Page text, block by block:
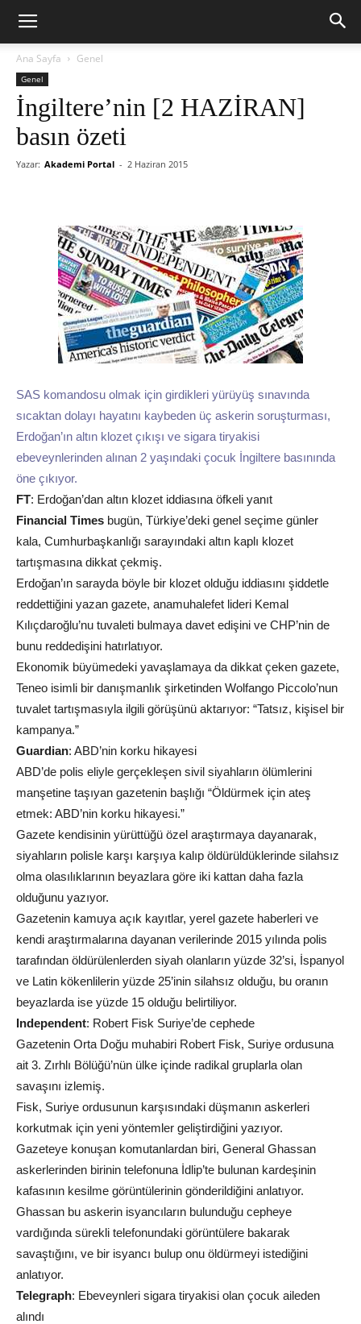
Ana Sayfa Genel
Genel
İngiltere’nin [2 HAZİRAN]
basın özeti
Yazar: Akademi Portal - 2 Haziran 2015
SAS komandosu olmak için girdikleri yürüyüş sınavında
sıcaktan dolayı hayatını kaybeden üç askerin soruşturması,
Erdoğan’ın altın klozet çıkışı ve sigara tiryakisi
ebeveynlerinden alınan 2 yaşındaki çocuk İngiltere basınında
öne çıkıyor.
FT: Erdoğan’dan altın klozet iddiasına öfkeli yanıt
Financial Times bugün, Türkiye’deki genel seçime günler
kala, Cumhurbaşkanlığı sarayındaki altın kaplı klozet
tartışmasına dikkat çekmiş.
Erdoğan’ın sarayda böyle bir klozet olduğu iddiasını şiddetle
reddettiğini yazan gazete, anamuhalefet lideri Kemal
Kılıçdaroğlu’nu tuvaleti bulmaya davet edişini ve CHP’nin de
bunu reddedişini hatırlatıyor.
Ekonomik büyümedeki yavaşlamaya da dikkat çeken gazete,
Teneo isimli bir danışmanlık şirketinden Wolfango Piccolo’nun
tuvalet tartışmasıyla ilgili görüşünü aktarıyor: “Tatsız, kişisel bir
kampanya.”
Guardian: ABD’nin korku hikayesi
ABD’de polis eliyle gerçekleşen sivil siyahların ölümlerini
manşetine taşıyan gazetenin başlığı “Öldürmek için ateş
etmek: ABD’nin korku hikayesi.”
Gazete kendisinin yürüttüğü özel araştırmaya dayanarak,
siyahların polisle karşı karşıya kalıp öldürüldüklerinde silahsız
olma olasılıklarının beyazlara göre iki kattan daha fazla
olduğunu yazıyor.
Gazetenin kamuya açık kayıtlar, yerel gazete haberleri ve
kendi araştırmalarına dayanan verilerinde 2015 yılında polis
tarafından öldürülenlerden siyah olanların yüzde 32’si, İspanyol
ve Latin kökenlilerin yüzde 25’inin silahsız olduğu, bu oranın
beyazlarda ise yüzde 15 olduğu belirtiliyor.
Independent: Robert Fisk Suriye’de cephede
Gazetenin Orta Doğu muhabiri Robert Fisk, Suriye ordusuna
ait 3. Zırhlı Bölüğü’nün ülke içinde radikal gruplarla olan
savaşını izlemiş.
Fisk, Suriye ordusunun karşısındaki düşmanın askerleri
korkutmak için yeni yöntemler geliştirdiğini yazıyor.
Gazeteye konuşan komutanlardan biri, General Ghassan
askerlerinden birinin telefonuna İdlip’te bulunan kardeşinin
kafasının kesilme görüntülerinin gönderildiğini anlatıyor.
Ghassan bu askerin isyancıların bulunduğu cepheye
vardığında sürekli telefonundaki görüntülere bakarak
savaştığını, ve bir isyancı bulup onu öldürmeyi istediğini
anlatıyor.
Telegraph: Ebeveynleri sigara tiryakisi olan çocuk aileden
alındı